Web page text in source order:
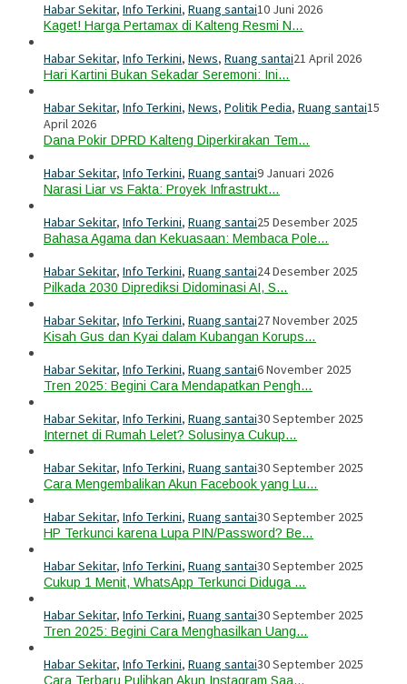
Habar Sekitar, Info Terkini, Ruang santai10 Juni 2026
Kaget! Harga Pertamax di Kalteng Resmi N…
Habar Sekitar, Info Terkini, News, Ruang santai21 April 2026
Hari Kartini Bukan Sekadar Seremoni: Ini…
Habar Sekitar, Info Terkini, News, Politik Pedia, Ruang santai15
April 2026
Dana Pokir DPRD Kalteng Diperkirakan Tem…
Habar Sekitar, Info Terkini, Ruang santai9 Januari 2026
Narasi Liar vs Fakta: Proyek Infrastrukt…
Habar Sekitar, Info Terkini, Ruang santai25 Desember 2025
Bahasa Agama dan Kekuasaan: Membaca Pole…
Habar Sekitar, Info Terkini, Ruang santai24 Desember 2025
Pilkada 2030 Diprediksi Didominasi AI, S…
Habar Sekitar, Info Terkini, Ruang santai27 November 2025
Kisah Gus dan Kyai dalam Kubangan Korups…
Habar Sekitar, Info Terkini, Ruang santai6 November 2025
Tren 2025: Begini Cara Mendapatkan Pengh…
Habar Sekitar, Info Terkini, Ruang santai30 September 2025
Internet di Rumah Lelet? Solusinya Cukup…
Habar Sekitar, Info Terkini, Ruang santai30 September 2025
Cara Mengembalikan Akun Facebook yang Lu…
Habar Sekitar, Info Terkini, Ruang santai30 September 2025
HP Terkunci karena Lupa PIN/Password? Be…
Habar Sekitar, Info Terkini, Ruang santai30 September 2025
Cukup 1 Menit, WhatsApp Terkunci Diduga …
Habar Sekitar, Info Terkini, Ruang santai30 September 2025
Tren 2025: Begini Cara Menghasilkan Uang…
Habar Sekitar, Info Terkini, Ruang santai30 September 2025
Cara Terbaru Pulihkan Akun Instagram Saa…